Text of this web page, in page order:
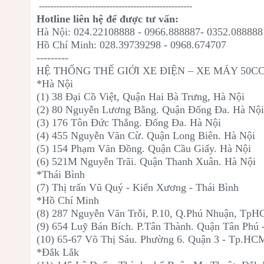
----------------------------------------------------
Hotline liên hệ để được tư vấn:
Hà Nội: 024.22108888 - 0966.888887- 0352.088888
Hồ Chí Minh: 028.39739298 - 0968.674707
---------
HỆ THỐNG THẾ GIỚI XE ĐIỆN – XE MÁY 50CC
*Hà Nội
(1) 38 Đại Cồ Việt, Quận Hai Bà Trưng, Hà Nội
(2) 80 Nguyễn Lương Bằng. Quận Đống Đa. Hà Nội
(3) 176 Tôn Đức Thắng. Đống Đa. Hà Nội
(4) 455 Nguyễn Văn Cừ. Quận Long Biên. Hà Nội
(5) 154 Phạm Văn Đồng. Quận Cầu Giấy. Hà Nội
(6) 521M Nguyễn Trãi. Quận Thanh Xuân. Hà Nội
*Thái Bình
(7) Thị trấn Vũ Quý - Kiến Xương - Thái Bình
*Hồ Chí Minh
(8) 287 Nguyễn Văn Trỗi, P.10, Q.Phú Nhuận,
(9) 654 Luỹ Bán Bích. P.Tân Thành. Quận Tân
(10) 65-67 Võ Thị Sáu. Phường 6. Quận 3 -
*Đắk Lắk